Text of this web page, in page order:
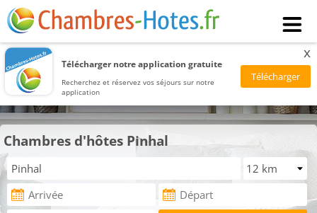
Télécharger notre application gratuite
Recherchez et réservez vos séjours sur notre
application
x
Chambres d'hôtes Pinhal